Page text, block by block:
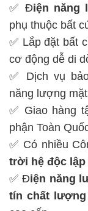
✅ Điện năng
phụ thuộc bất
✅ Lắp đặt bất
cơ động dễ di
✅ Dịch vụ
năng lượng
✅ Giao hàng
phận Toàn
✅ Có nhiều
trời hệ độc lập
✅ Điện năng
tín chất lượng